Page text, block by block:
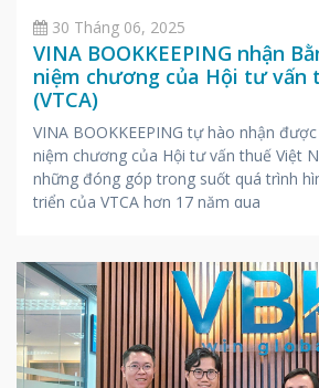
30 Tháng 06, 2025
VINA BOOKKEEPING nhận
niệm chương của Hội tư vấn
(VTCA)
VINA BOOKKEEPING tự hào nhận
niệm chương của Hội tư vấn thuế Việt
những đóng góp trong suốt quá trình
triển của VTCA hơn 17 năm qua